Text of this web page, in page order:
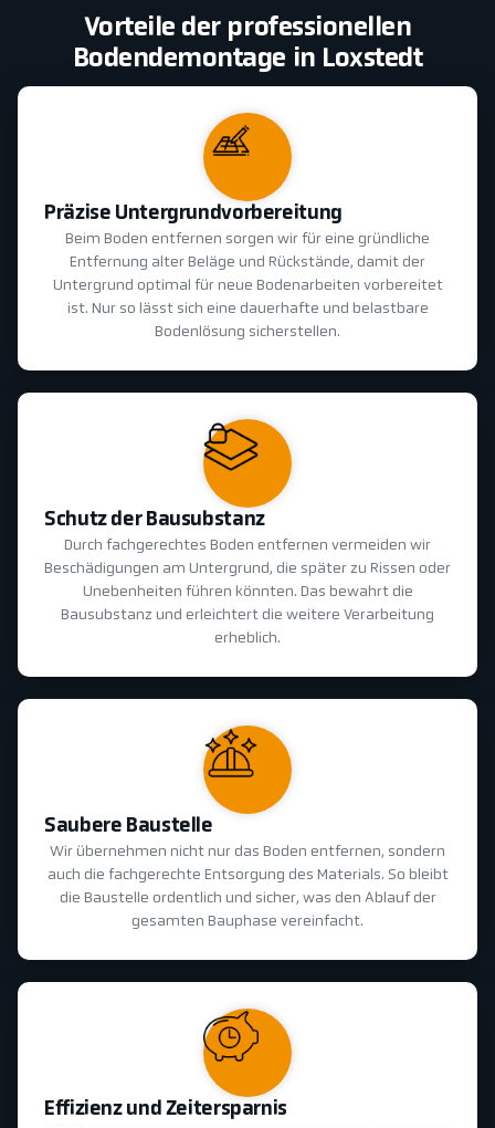
Vorteile der professionellen
Bodendemontage in Loxstedt
Präzise Untergrundvorbereitung
Beim Boden entfernen sorgen wir für eine gründliche
Entfernung alter Beläge und Rückstände, damit der
Untergrund optimal für neue Bodenarbeiten vorbereitet
ist. Nur so lässt sich eine dauerhafte und belastbare
Bodenlösung sicherstellen.
Schutz der Bausubstanz
Durch fachgerechtes Boden entfernen vermeiden wir
Beschädigungen am Untergrund, die später zu Rissen oder
Unebenheiten führen könnten. Das bewahrt die
Bausubstanz und erleichtert die weitere Verarbeitung
erheblich.
Saubere Baustelle
Wir übernehmen nicht nur das Boden entfernen, sondern
auch die fachgerechte Entsorgung des Materials. So bleibt
die Baustelle ordentlich und sicher, was den Ablauf der
gesamten Bauphase vereinfacht.
Effizienz und Zeitersparnis